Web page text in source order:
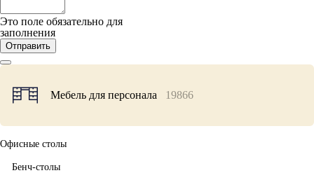
Это поле обязательно для
заполнения
Мебель для персонала 19866
Офисные столы
Бенч-столы